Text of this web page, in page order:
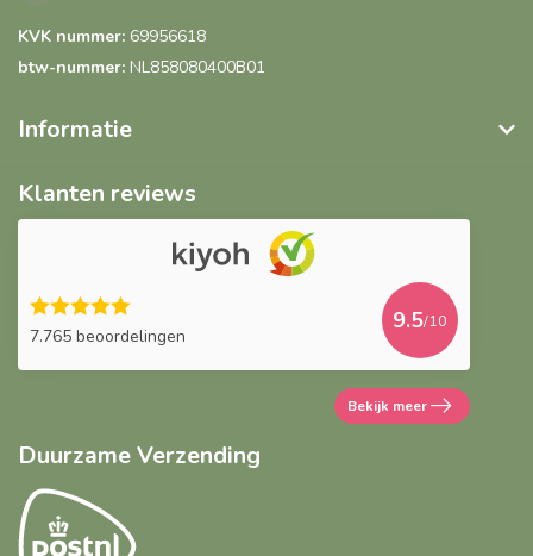
KVK nummer: 69956618
btw-nummer: NL858080400B01
Informatie
Klanten reviews
7.765 beoordelingen
9.5/10
Bekijk meer
Duurzame Verzending